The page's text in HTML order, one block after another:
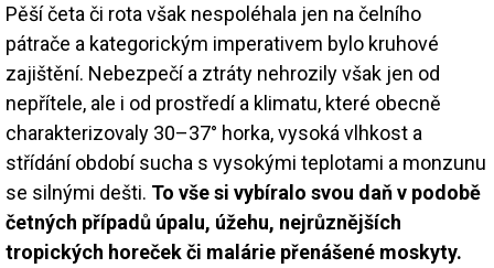
Pěší četa či rota však nespoléhala jen na čelního
pátrače a kategorickým imperativem bylo kruhové
zajištění. Nebezpečí a ztráty nehrozily však jen od
nepřítele, ale i od prostředí a klimatu, které obecně
charakterizovaly 30–37° horka, vysoká vlhkost a
střídání období sucha s vysokými teplotami a monzunu
se silnými dešti. To vše si vybíralo svou daň v podobě
četných případů úpalu, úžehu, nejrůznějších
tropických horeček či malárie přenášené moskyty.